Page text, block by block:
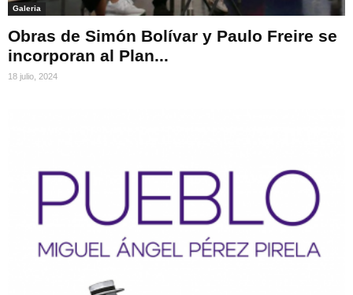
Galeria
Obras de Simón Bolívar y Paulo Freire se
incorporan al Plan...
18 julio, 2024